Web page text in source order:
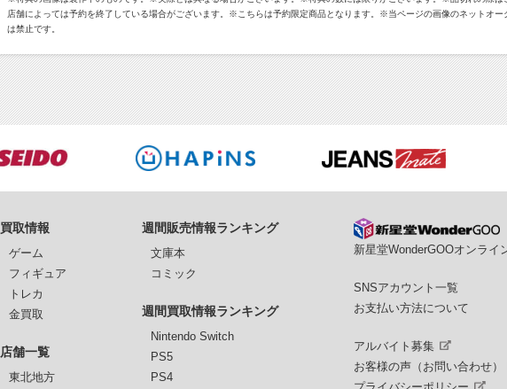
店舗によっては予約を終了している場合がございます。※こちらは予約限定商品となります。※当ページの画像のネットオー
は禁止です。
買取情報
ゲーム
フィギュア
トレカ
金買取
店舗一覧
東北地方
週間販売情報ランキング
文庫本
コミック
週間買取情報ランキング
Nintendo Switch
PS5
PS4
新星堂WonderGOOオンライ
SNSアカウント一覧
お支払い方法について
アルバイト募集
お客様の声（お問い合わせ）